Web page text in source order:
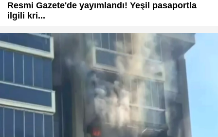
Resmi Gazete'de yayımlandı! Yeşil pasaportla
ilgili kri...